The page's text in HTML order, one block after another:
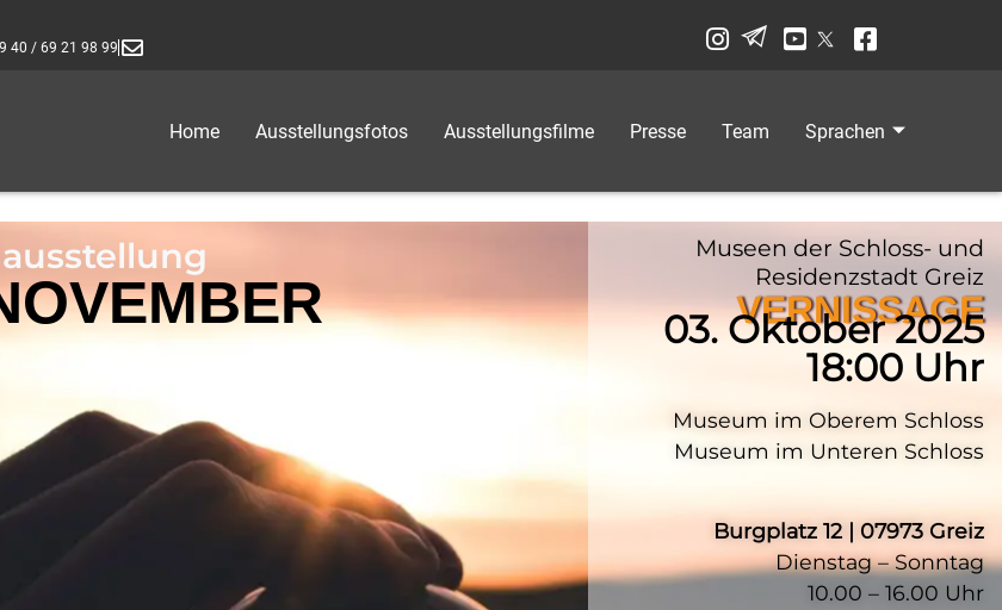
40 / 69 21 98 99
Home Ausstellungsfotos Ausstellungsfilme Presse Team Sprachen
Museen der Schloss- und
Residenzstadt Greiz
VERNISSAGE
03. Oktober 2025
18:00 Uhr
Museum im Oberem Schloss
Museum im Unteren Schloss
Burgplatz 12 | 07973 Greiz
Dienstag – Sonntag
10.00 – 16.00 Uhr